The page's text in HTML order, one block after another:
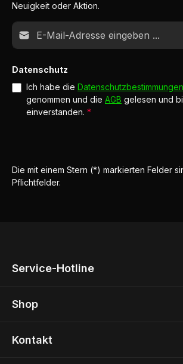
Neuigkeit oder Aktion.
E-Mail-Adresse*
Datenschutz
Ich habe die Datenschutzbestimmungen
genommen und die AGB gelesen und
einverstanden. *
Die mit einem Stern (*) markierten Felder
Pflichtfelder.
Service-Hotline
Shop
Kontakt